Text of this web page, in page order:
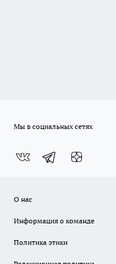
Мы в социальных сетях
О нас
Информация о команде
Политика этики